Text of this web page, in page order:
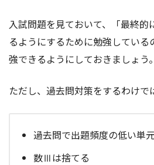
入試問題を見ておいて、「最終的
るようにするために勉強してい
強できるようにしておきましょう。
ただし、過去問対策をするわけで
過去問で出題頻度の低い単
数Ⅲは捨てる